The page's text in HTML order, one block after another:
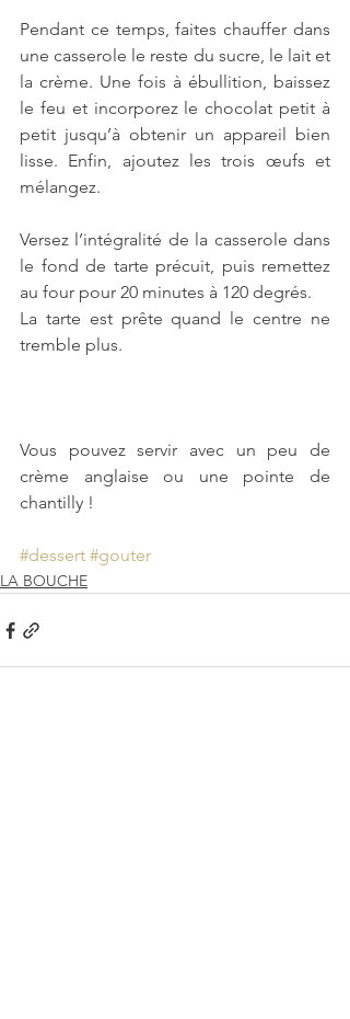
Pendant ce temps, faites chauffer dans
une casserole le reste du sucre, le lait et
la crème. Une fois à ébullition, baissez
le feu et incorporez le chocolat petit à
petit jusqu’à obtenir un appareil bien
lisse. Enfin, ajoutez les trois œufs et
mélangez.
Versez l’intégralité de la casserole dans
le fond de tarte précuit, puis remettez
au four pour 20 minutes à 120 degrés.
La tarte est prête quand le centre ne
tremble plus.
Vous pouvez servir avec un peu de
crème anglaise ou une pointe de
chantilly !
#dessert #gouter
LA BOUCHE